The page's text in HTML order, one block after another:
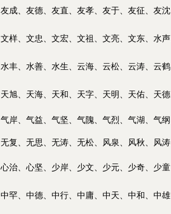
友成、友德、友直、友孝、友于、友征、友
文样、文忠、文宏、文祖、文亮、文东、水
水丰、水善、水生、云海、云松、云涛、云
天旭、天海、天和、天字、天明、天佑、天德
气岸、气益、气坚、气隗、气烈、气湖、气
无复、无思、无涛、无松、风泉、风秋、风涛
心治、心坚、少岸、少文、少元、少奇、少
中罕、中德、中行、中庸、中天、中和、中